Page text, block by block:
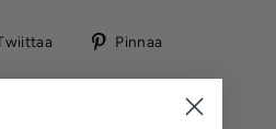
TwiittaaPinnaa